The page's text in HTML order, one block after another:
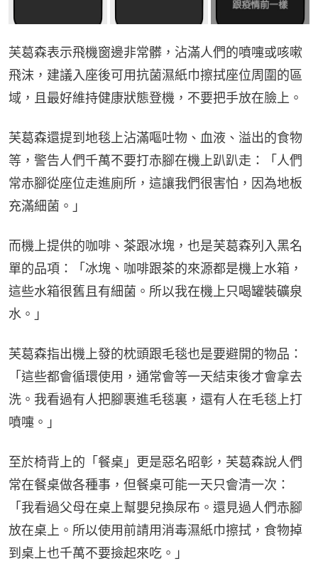
芙葛森表示飛機窗邊非常髒，沾滿人們的噴嚏或咳嗽
飛沫，建議入座後可用抗菌濕紙巾擦拭座位周圍的區
域，且最好維持健康狀態登機，不要把手放在臉上。
芙葛森還提到地毯上沾滿嘔吐物、血液、溢出的食物
等，警告人們千萬不要打赤腳在機上趴趴走：「人們
常赤腳從座位走進廁所，這讓我們很害怕，因為地板
充滿細菌。」
而機上提供的咖啡、茶跟冰塊，也是芙葛森列入黑名
單的品項：「冰塊、咖啡跟茶的來源都是機上水箱，
這些水箱很舊且有細菌。所以我在機上只喝罐裝礦泉
水。」
芙葛森指出機上發的枕頭跟毛毯也是要避開的物品：
「這些都會循環使用，通常會等一天結束後才會拿去
洗。我看過有人把腳裹進毛毯裏，還有人在毛毯上打
噴嚏。」
至於椅背上的「餐桌」更是惡名昭彰，芙葛森說人們
常在餐桌做各種事，但餐桌可能一天只會清一次：
「我看過父母在桌上幫嬰兒換尿布。還見過人們赤腳
放在桌上。所以使用前請用消毒濕紙巾擦拭，食物掉
到桌上也千萬不要撿起來吃。」